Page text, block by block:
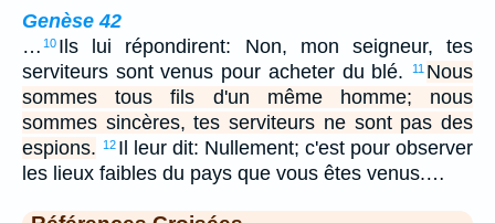
Genèse 42
… 10 Ils lui répondirent: Non, mon seigneur, tes
serviteurs sont venus pour acheter du blé.
11 Nous
sommes tous fils d'un même homme; nous
sommes sincères, tes serviteurs ne sont pas des
espions.
12 Il leur dit: Nullement; c'est pour observer
les lieux faibles du pays que vous êtes venus.…